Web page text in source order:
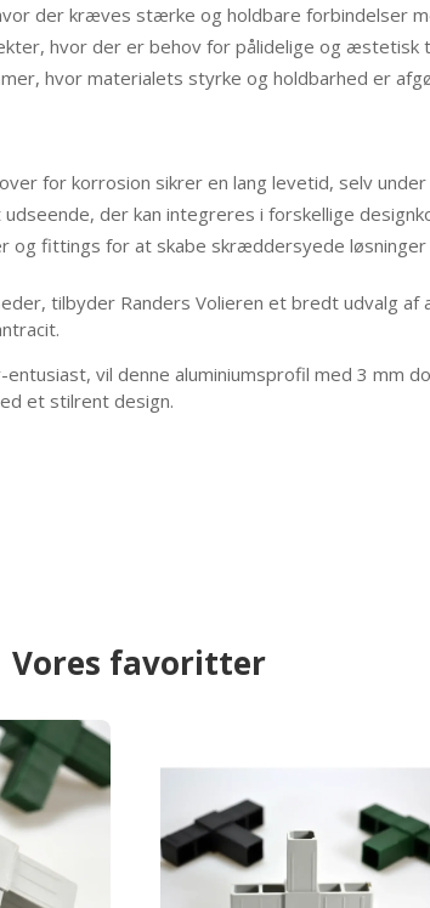
der kræves stærke og holdbare forbindelser
hvor der er behov for pålidelige og æstetisk
hvor materialets styrke og holdbarhed er
for korrosion sikrer en lang levetid, selv
der kan integreres i forskellige
og fittings for at skabe skræddersyede løsninger
tilbyder Randers Volieren et bredt udvalg af
vil denne aluminiumsprofil med 3 mm
et stilrent design.
Vores favoritter